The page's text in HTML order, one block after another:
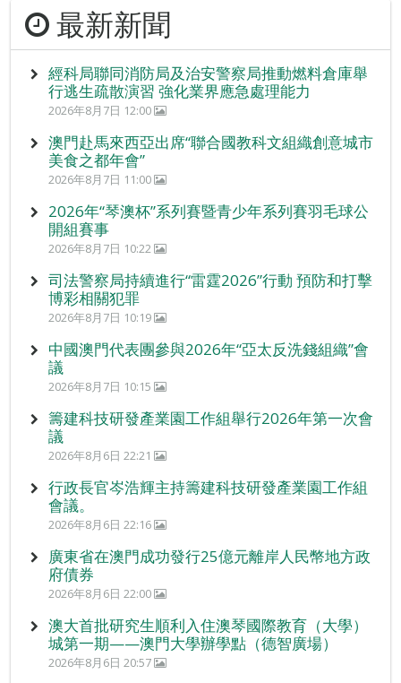
最新新聞
經科局聯同消防局及治安警察局推動燃料倉庫舉
行逃生疏散演習 強化業界應急處理能力
2026年8月7日 12:00
澳門赴馬來西亞出席“聯合國教科文組織創意城市
美食之都年會”
2026年8月7日 11:00
2026年“琴澳杯”系列賽暨青少年系列賽羽毛球公
開組賽事
2026年8月7日 10:22
司法警察局持續進行“雷霆2026”行動 預防和打擊
博彩相關犯罪
2026年8月7日 10:19
中國澳門代表團參與2026年“亞太反洗錢組織”會
議
2026年8月7日 10:15
籌建科技研發產業園工作組舉行2026年第一次會
議
2026年8月6日 22:21
行政長官岑浩輝主持籌建科技研發產業園工作組
會議。
2026年8月6日 22:16
廣東省在澳門成功發行25億元離岸人民幣地方政
府債券
2026年8月6日 22:00
澳大首批研究生順利入住澳琴國際教育（大學）
城第一期——澳門大學辦學點（德智廣場）
2026年8月6日 20:57